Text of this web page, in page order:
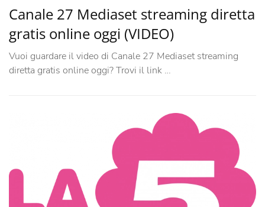
Canale 27 Mediaset streaming diretta
gratis online oggi (VIDEO)
Vuoi guardare il video di Canale 27 Mediaset streaming
diretta gratis online oggi? Trovi il link …